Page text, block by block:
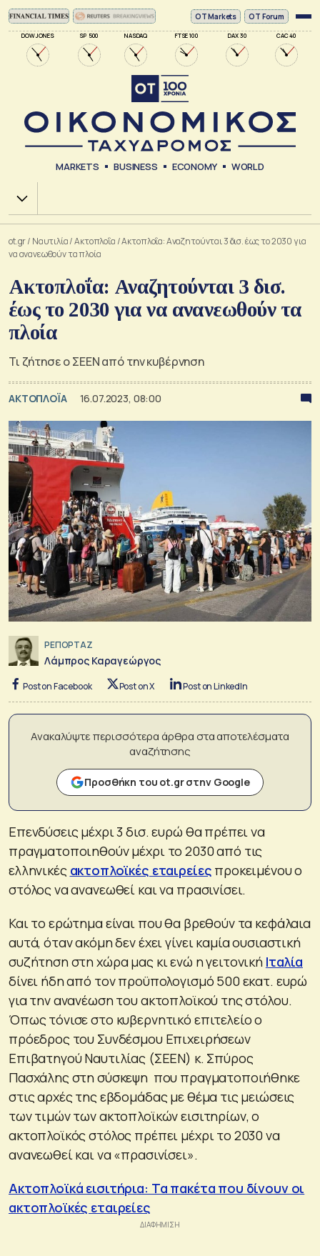
DOW JONES SP 500 NASDAQ FTSE 100 DAX 30 CAC 40
ΟΤ Markets OT Forum
MARKETS BUSINESS ECONOMY WORLD
Χ.Α.
ot.gr/ Ναυτιλία/Ακτοπλοΐα /Ακτοπλοΐα: Αναζητούνται 3 δισ. έως το 2030 για
να ανανεωθούν τα πλοία
Ακτοπλοΐα: Αναζητούνται 3 δισ.
έως το 2030 για να ανανεωθούν τα
πλοία
Τι ζήτησε ο ΣΕΕΝ από την κυβέρνηση
ΑΚΤΟΠΛΟΪΑ 16.07.2023, 08:00
ΡΕΠΟΡΤΑΖ
Λάμπρος Καραγεώργος
Post on Facebook Post on X Post on LinkedIn
Ανακαλύψτε περισσότερα άρθρα στα αποτελέσματα
αναζήτησης
Προσθήκη του ot.gr στην Google
Επενδύσεις μέχρι 3 δισ. ευρώ θα πρέπει να
πραγματοποιηθούν μέχρι το 2030 από τις
ελληνικές ακτοπλοϊκές εταιρείες προκειμένου ο
στόλος να ανανεωθεί και να πρασινίσει.
Και το ερώτημα είναι που θα βρεθούν τα κεφάλαια
αυτά, όταν ακόμη δεν έχει γίνει καμία ουσιαστική
συζήτηση στη χώρα μας κι ενώ η γειτονική Ιταλία
δίνει ήδη από τον προϋπολογισμό 500 εκατ. ευρώ
για την ανανέωση του ακτοπλοϊκού της στόλου.
Όπως τόνισε στο κυβερνητικό επιτελείο ο
πρόεδρος του Συνδέσμου Επιχειρήσεων
Επιβατηγού Ναυτιλίας (ΣΕΕΝ) κ. Σπύρος
Πασχάλης στη σύσκεψη που πραγματοποιήθηκε
στις αρχές της εβδομάδας με θέμα τις μειώσεις
των τιμών των ακτοπλοϊκών εισιτηρίων, ο
ακτοπλοϊκός στόλος πρέπει μέχρι το 2030 να
ανανεωθεί και να «πρασινίσει».
Ακτοπλοϊκά εισιτήρια: Τα πακέτα που δίνουν οι
ακτοπλοϊκές εταιρείες